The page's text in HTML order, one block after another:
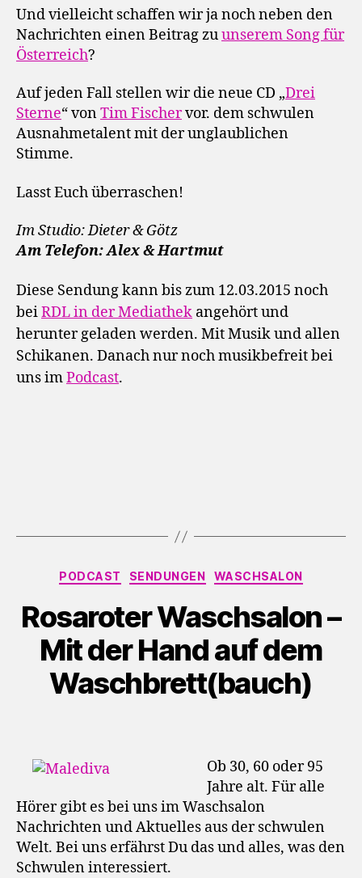
Und vielleicht schaffen wir ja noch neben den
Nachrichten einen Beitrag zuunserem Song für
Österreich?
Auf jeden Fall stellen wir die neue CD „Drei
Sterne“ vonTim Fischervor. dem schwulen
Ausnahmetalent mit der unglaublichen
Stimme.
Lasst Euch überraschen!
Im Studio: Dieter & Götz
Am Telefon: Alex & Hartmut
Diese Sendung kann bis zum 12.03.2015 noch
beiRDL in der Mediathek angehört und
herunter geladen werden. Mit Musik und allen
Schikanen. Danach nur noch musikbefreit bei
uns imPodcast.
Kategorien
PODCAST SENDUNGEN WASCHSALON
Rosaroter Waschsalon –
Mit der Hand auf dem
Wasch­brett­(bauch)
Ob 30, 60 oder 95
Jahre alt. Für alle
Hörer gibt es bei uns im Waschsalon
Nachrichten und Aktuelles aus der schwulen
Welt. Bei uns erfährst Du das und alles, was den
Schwulen interessiert.